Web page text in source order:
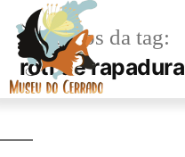
Arquivos da tag:
rôti de rapadura